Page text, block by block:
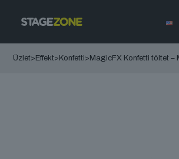
Üzlet> Effekt> Konfetti> MagicFX Konfetti töltet –